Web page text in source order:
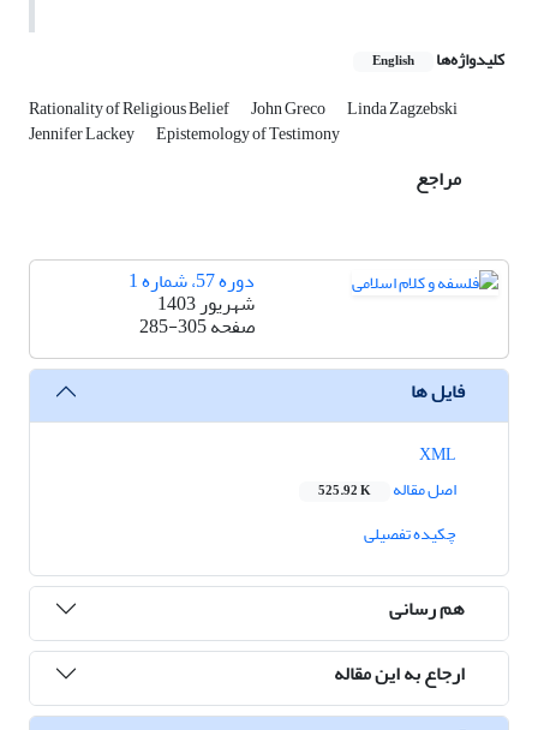
کلیدواژه‌ها English
Rationality of Religious Belief John Greco Linda Zagzebski
Jennifer Lackey Epistemology of Testimony
مراجع
دوره 57، شماره 1
شهریور 1403
صفحه285-305
فایل ها
اصل مقاله
525.92 K
چکیده تفصیلی
هم رسانی
ارجاع به این مقاله